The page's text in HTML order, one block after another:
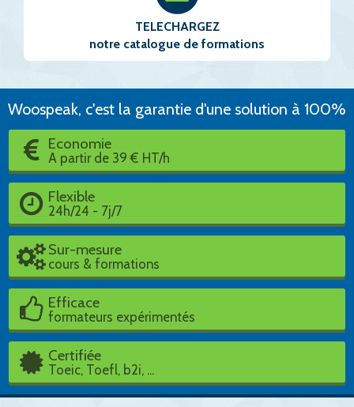
TELECHARGEZ
notre catalogue de formations
Woospeak, c'est la garantie d'une solution à 100%
Economie
A partir de 39 € HT/h
Flexible
24h/24 - 7j/7
Sur-mesure
cours & formations
Efficace
formateurs expérimentés
Certifiée
Toeic, Toefl, b2i, ...